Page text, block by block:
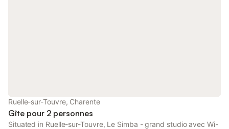
Ruelle-sur-Touvre, Charente
Gîte pour 2 personnes
Situated in Ruelle-sur-Touvre, Le Simba - grand studio avec Wi-